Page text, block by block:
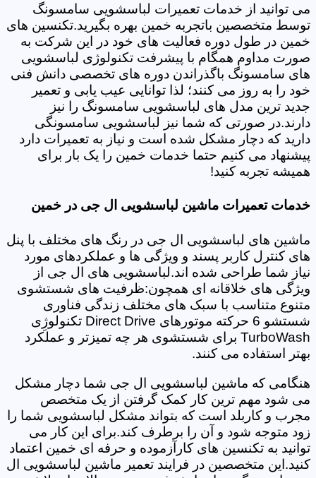
می توانید از خدمات تعمیرات لباسشویی سامسونگ
توسط متخصصین باتجربه خمین بهره بگیرید.تکنسین های
خمین در طول دوره فعالیت های خود در این شرکت به
صورت مداوم همگام با پیشرفت تکنولوژی لباسشویی
های سامسونگ باگذراندن دوره های تخصصی دانش فنی
خود را به روز می کنند؛ لذا توانایی عیب یابی و تعمیر
جدید ترین مدل های لباسشویی سامسونگ را نیز
دارند.در صورتی که شما نیز لباسشویی سامسونگی
دارید که دچار مشکل شده است و نیاز به تعمیرات دارد
پیشنهاد می کنیم حتما خدمات خمین را یک بار برای
همیشه تجربه کنید!
خدمات تعمیرات ماشین لباسشویی ال جی در خمین
ماشین های لباسشویی ال جی در رنگ های مختلف با پنل
های کنترل کاربر پسند و ویژگی ها و عملکردهای مورد
نیاز شما طراحی شده اند.لباسشویی های ال جی از
ویژگی های خلاقانه ای همچون:ظرفیت های شستشوی
متنوع متناسب با سبک های مختلف زندگی فناوری
شستشو 6 حرکته موتورهای Direct Drive تکنولوژِی
TurboWash برای شستشوی هر چه تمیزتر و عملکرد
بهتر استفاده می کنند.
هنگامی که ماشین لباسشویی ال جی شما دچار مشکل
می شود مهم ترین کار کمک گرفتن از یک متخصص
مجرب و کاربلد است که بتواند مشکل لباسشویی شما را
زود متوجه شود و آن را برطرف کند.برای این کار می
توانید به تکنسین های کارآزموده و حرفه ای خمین اعتماد
کنید.این متخصصین در فرایند تعمیر ماشین لباسشویی ال